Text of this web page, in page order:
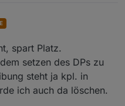
spart Platz.
setzen des DPs zu
steht ja kpl. in
ich auch da löschen.